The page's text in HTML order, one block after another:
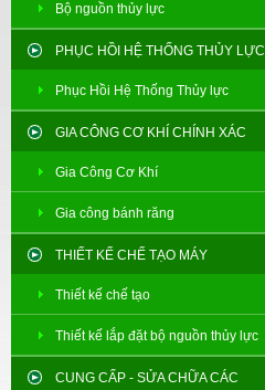
Bộ nguồn thủy lực
PHỤC HỒI HỆ THỐNG THỦY LỰC
Phục Hồi Hệ Thống Thủy lực
GIA CÔNG CƠ KHÍ CHÍNH XÁC
Gia Công Cơ Khí
Gia công bánh răng
THIẾT KẾ CHẾ TẠO MÁY
Thiết kế chế tạo
Thiết kế lắp đặt bộ nguồn thủy lực
CUNG CẤP - SỬA CHỮA CÁC